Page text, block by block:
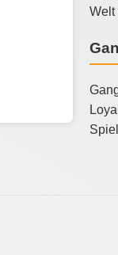
Welt